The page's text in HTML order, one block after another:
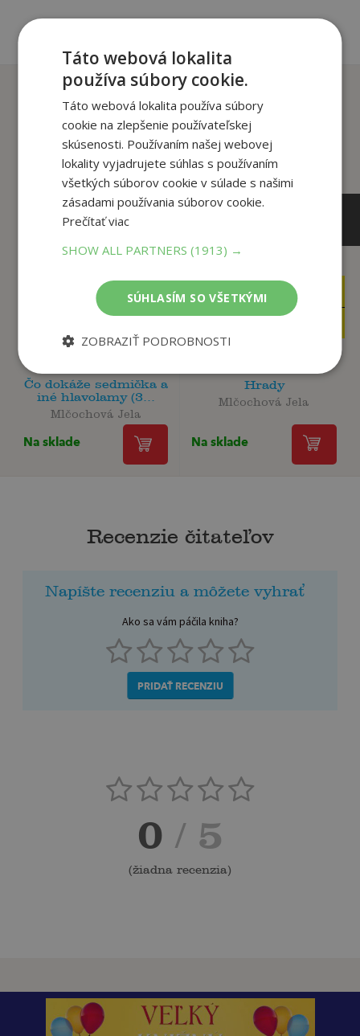
Zákazníci, ktorí si kúpili
tento titul si tiež kúpili
6 €
6,60
Čo dokáže sedmička a
iné hlavolamy (3...
Mlčochová Jela
Na sklade
Hrady
Mlčochová Jela
Na sklade
Recenzie čitateľov
Napíšte recenziu a môžete vyhrať
Ako sa vám páčila kniha?
PRIDAŤ RECENZIU
0 / 5
(žiadna recenzia)
Táto webová lokalita
používa súbory cookie.
Táto webová lokalita používa súbory
cookie na zlepšenie používateľskej
skúsenosti. Používaním našej webovej
lokality vyjadrujete súhlas s používaním
všetkých súborov cookie v súlade s našimi
zásadami používania súborov cookie.
Prečítať viac
SHOW ALL PARTNERS(1913) →
SÚHLASÍM SO VŠETKÝMI
ZOBRAZIŤ PODROBNOSTI